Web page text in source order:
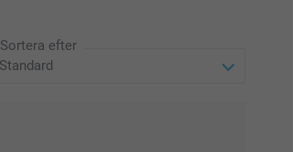
Sortera efter